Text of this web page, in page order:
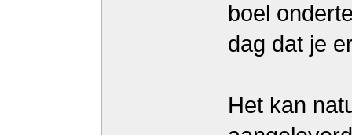
boel
dag dat je
Het kan